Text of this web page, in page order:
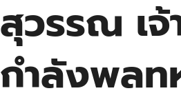
สุวรรณ เจ้
กำลังพลท